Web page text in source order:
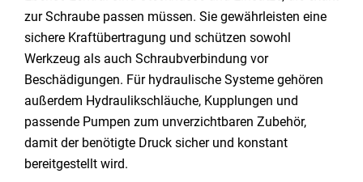
zur Schraube passen müssen. Sie gewährleisten eine
sichere Kraftübertragung und schützen sowohl
Werkzeug als auch Schraubverbindung vor
Beschädigungen. Für hydraulische Systeme gehören
außerdem Hydraulikschläuche, Kupplungen und
passende Pumpen zum unverzichtbaren Zubehör,
damit der benötigte Druck sicher und konstant
bereitgestellt wird.